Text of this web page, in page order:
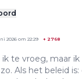
2026 om 22:29 + 2768
ik te vroeg, maar
Als het beleid